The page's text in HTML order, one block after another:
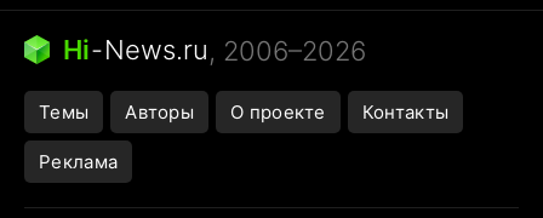
Бензин 100 и 95
Тунцы в океанариуме
Следующая пандемия
Hi-News.ru, 2006–2026
Темы Авторы О проекте Контакты
Реклама